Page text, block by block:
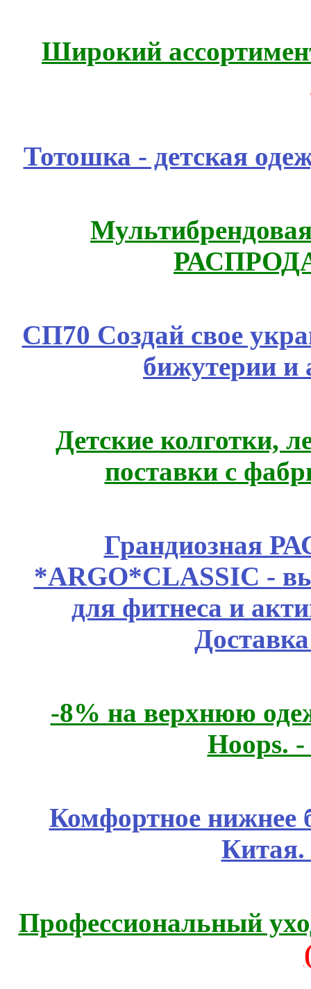
Широкий
Тотошка - детская
СП70 Создай свое
бижутерии и
Детские колготки,
поставки с
Грандиозная
*ARGO*CLASSIC -
для фитнеса и
-8% на верхнюю
Hoops.
Комфортное нижнее
Профессиональный